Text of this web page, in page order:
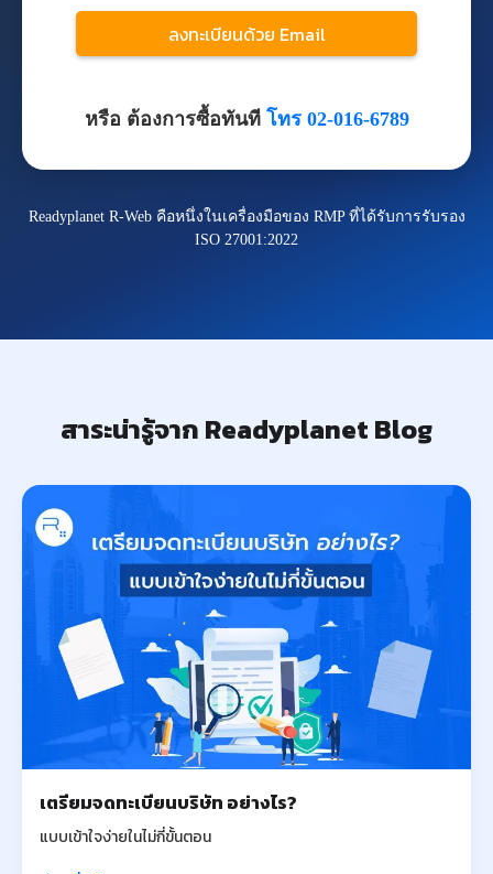
หรือ ต้องการซื้อทันที โทร 02-016-6789
Readyplanet R-Web คือหนึ่งในเครื่องมือของ RMP ที่ได้รับการรับรอง
ISO 27001:2022
สาระน่ารู้จาก Readyplanet Blog
เตรียมจดทะเบียนบริษัท อย่างไร?
แบบเข้าใจง่ายในไม่กี่ขั้นตอน